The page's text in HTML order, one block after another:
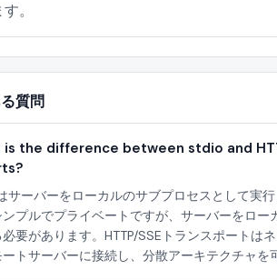
。
質問
is the difference between stdio and
サーバーをローカルのサブプロセスとして実
ンプルでプライベートですが、サーバーをロー
要があります。HTTP/SSEトランスポートは
トサーバーに接続し、分散アーキテクチャを